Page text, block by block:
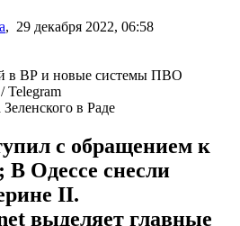
, 29 декабря 2022, 06:58
Telegram
в Раде
с обращением к
В Одессе снесли
II.
выделяет главные